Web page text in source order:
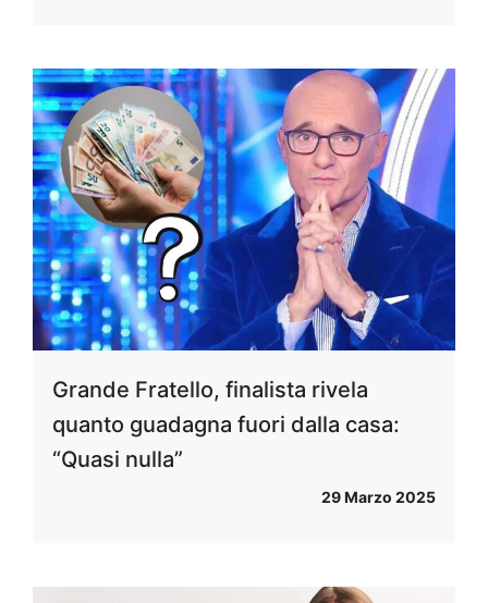
Grande Fratello, finalista rivela
quanto guadagna fuori dalla casa:
“Quasi nulla”
29 Marzo 2025